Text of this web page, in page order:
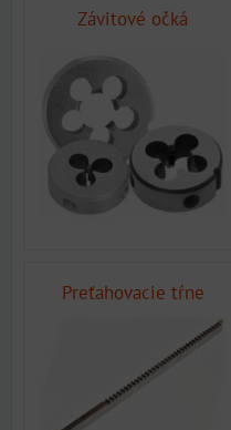
Závitové očká
Preťahovacie tŕne